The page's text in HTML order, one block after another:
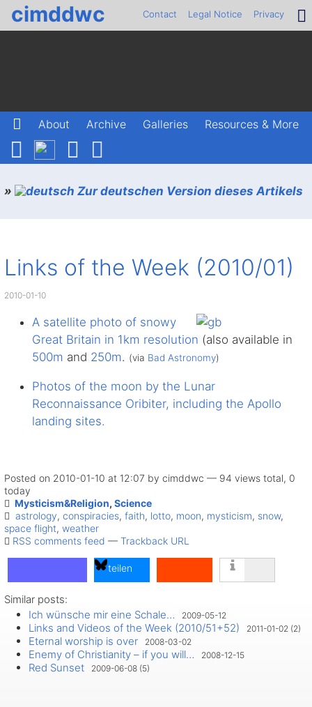
cimddwc Contact Legal Notice Privacy
About Archive Galleries Resources & More
» Zur deutschen Version dieses Artikels
Links of the Week (2010/01)
2010-01-10
A satellite photo of snowy
Great Britain in 1km resolution (also available in
500m and 250m. (via Bad Astronomy)
Photos of the moon by the Lunar
Reconnaissance Oribiter, including the Apollo
landing sites.
Posted on 2010-01-10 at 12:07 by cimddwc — 94 views total, 0
today
Mysticism&Religion, Science
astrology, conspiracies, faith, lotto, moon, mysticism, snow,
space flight, weather
RSS comments feed — Trackback URL
teilen
teilen
teilen
Similar posts:
Ich wünsche mir eine Schale…
2009-05-12
Links and Videos of the Week (2010/51+52) 2011-01-02 (2)
Eternal worship is over 2008-03-02
Enemy of Christianity – if you will… 2008-12-15
Red Sunset 2009-06-08 (5)